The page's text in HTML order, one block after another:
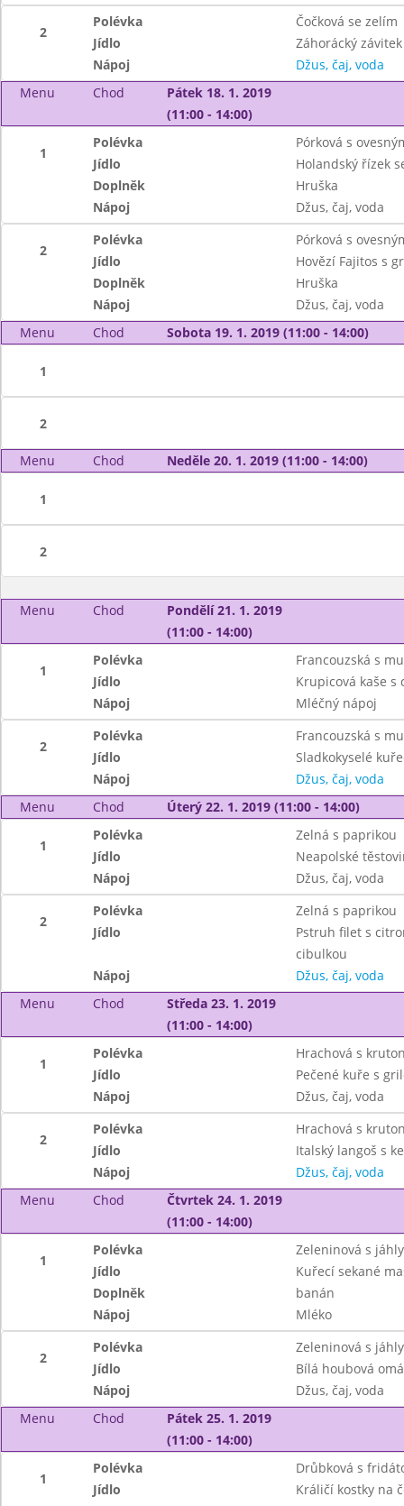
2
Polévka
Čočková se zelím
Jídlo
Záhorácký
Nápoj
Džus, čaj, voda
Menu
Chod
Pátek 18. 1. 2019
(11:00 - 14:00)
1
Polévka
Pórková s
Jídlo
Holandský řízek
Doplněk
Hruška
Nápoj
Džus, čaj, voda
2
Polévka
Pórková s
Jídlo
Hovězí Fajitos s
Doplněk
Hruška
Nápoj
Džus, čaj, voda
Menu
Chod Sobota 19. 1. 2019 (11:00 - 14:00)
1
2
Menu Chod Neděle 20. 1. 2019 (11:00 - 14:00)
1
2
Menu Chod
Pondělí 21. 1. 2019
(11:00 - 14:00)
1
Polévka
Francouzská s
Jídlo
Krupicová kaše s
Nápoj
Mléčný nápoj
2
Polévka
Francouzská s
Jídlo
Sladkokyselé
Nápoj
Džus, čaj, voda
Menu
Chod Úterý 22. 1. 2019 (11:00 - 14:00)
1
Polévka
Zelná s paprikou
Jídlo
Neapolské
Nápoj
Džus, čaj, voda
2
Polévka
Zelná s paprikou
Jídlo
Pstruh filet s
cibulkou
Nápoj
Džus, čaj, voda
Menu
Chod
Středa 23. 1. 2019
(11:00 - 14:00)
1
Polévka
Hrachová s
Jídlo
Pečené kuře s
Nápoj
Džus, čaj, voda
2
Polévka
Hrachová s
Jídlo
Italský langoš s
Nápoj
Džus, čaj, voda
Menu
Chod
Čtvrtek 24. 1. 2019
(11:00 - 14:00)
1
Polévka
Zeleninová s jáhly
Jídlo
Kuřecí sekané
Doplněk
banán
Nápoj
Mléko
2
Polévka
Zeleninová s jáhly
Jídlo
Bílá houbová
Nápoj
Džus, čaj, voda
Menu
Chod
Pátek 25. 1. 2019
(11:00 - 14:00)
1
Polévka
Drůbková s
Jídlo
Králičí kostky na